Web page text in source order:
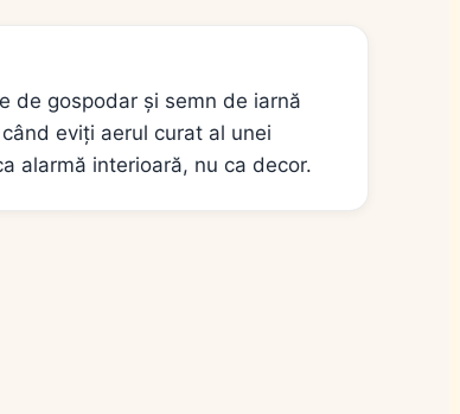
de gospodar și semn de iarnă
eviți aerul curat al unei
alarmă interioară, nu ca decor.